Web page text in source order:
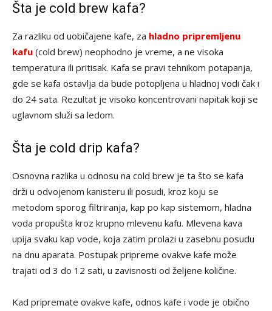
Šta je cold brew kafa?
Za razliku od uobičajene kafe, za hladno pripremljenu
kafu (cold brew) neophodno je vreme, a ne visoka
temperatura ili pritisak. Kafa se pravi tehnikom potapanja,
gde se kafa ostavlja da bude potopljena u hladnoj vodi čak i
do 24 sata. Rezultat je visoko koncentrovani napitak koji se
uglavnom služi sa ledom.
Šta je cold drip kafa?
Osnovna razlika u odnosu na cold brew je ta što se kafa
drži u odvojenom kanisteru ili posudi, kroz koju se
metodom sporog filtriranja, kap po kap sistemom, hladna
voda propušta kroz krupno mlevenu kafu. Mlevena kava
upija svaku kap vode, koja zatim prolazi u zasebnu posudu
na dnu aparata. Postupak pripreme ovakve kafe može
trajati od 3 do 12 sati, u zavisnosti od željene količine.
Kad pripremate ovakve kafe, odnos kafe i vode je obično